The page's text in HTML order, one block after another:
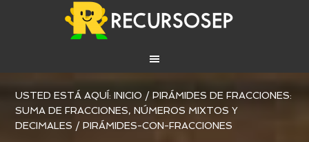
USTED ESTÁ AQUÍ:INICIO / PIRÁMIDES DE FRACCIONES:
SUMA DE FRACCIONES, NÚMEROS MIXTOS Y
DECIMALES / PIRÁMIDES-CON-FRACCIONES